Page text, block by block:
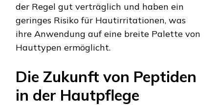
der Regel gut verträglich und haben ein
geringes Risiko für Hautirritationen, was
ihre Anwendung auf eine breite Palette von
Hauttypen ermöglicht.
Die Zukunft von Peptiden
in der Hautpflege